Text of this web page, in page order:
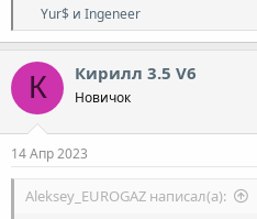
Р
е
а
к
ц
и
и
:
Yur$ и Ingeneer
К Кирилл 3.5 V6
Новичок
14 Апр 2023
Aleksey_EUROGAZ написал(а):